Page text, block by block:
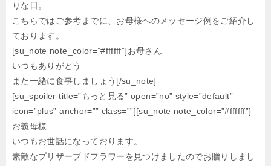
りな日。
こちらではご参考までに、お母様へのメッセージ例をご紹介し
ております。
[su_note note_color=”#ffffff”]お母さん
いつもありがとう
また一緒に食事しましょう[/su_note]
[su_spoiler title=”もっと見る” open=”no” style=”default”
icon=”plus” anchor=”” class=””][su_note note_color=”#ffffff”]
お義母様
いつもお世話になっております。
素敵なプリザーブドフラワーを見つけましたのでお贈りしまし